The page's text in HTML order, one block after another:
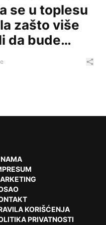
se u toplesu
zašto više
da bude
KORIŠĆENJA
PRIVATNOSTI